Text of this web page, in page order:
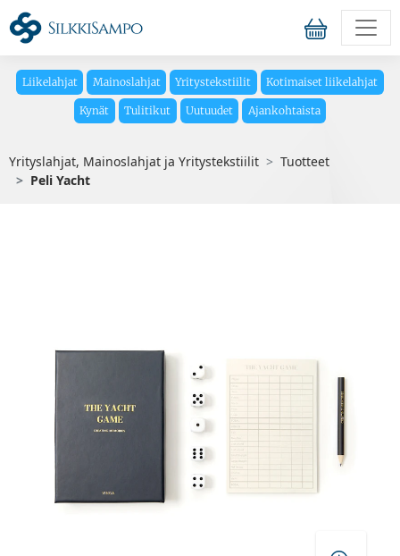
Liikelahjat Mainoslahjat Yritystekstiilit Kotimaiset liikelahjat
Kynät Tulitikut Uutuudet Ajankohtaista
Yrityslahjat, Mainoslahjat ja Yritystekstiilit
Tuotteet
Peli Yacht